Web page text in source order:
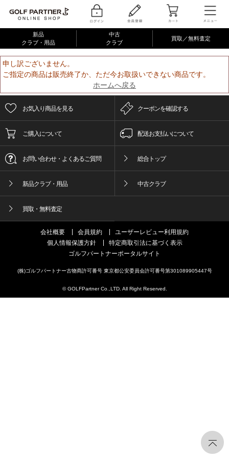
新品
クラブ・用品
中古
クラブ
買取／無料査定
申し訳ございません。
ご指定の商品は販売終了か、ただ今お取扱いできない商品です。
ホームへ戻る
お気入り商品を見る クーポンを確認する
ご購入について 配送お支払いについて
お問い合わせ・よくあるご質問 総合トップ
新品クラブ・用品 中古クラブ
買取・無料査定
会社概要 会員規約
ユーザーレビュー利用規約
個人情報保護方針
特定商取引法に基づく表示
ゴルフパートナーポータルサイト
(株)ゴルフパートナー古物商許可番号 東京都公安委員会許可番号第301089905447号
© GOLFPartner Co.,LTD. All Right Reserved.